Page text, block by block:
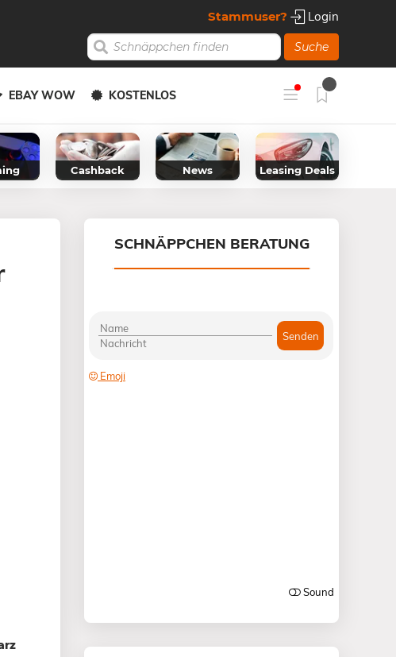
Stammuser? Login
Suche
EBAY WOW KOSTENLOS
Cashback News Leasing Deals
SCHNÄPPCHEN BERATUNG